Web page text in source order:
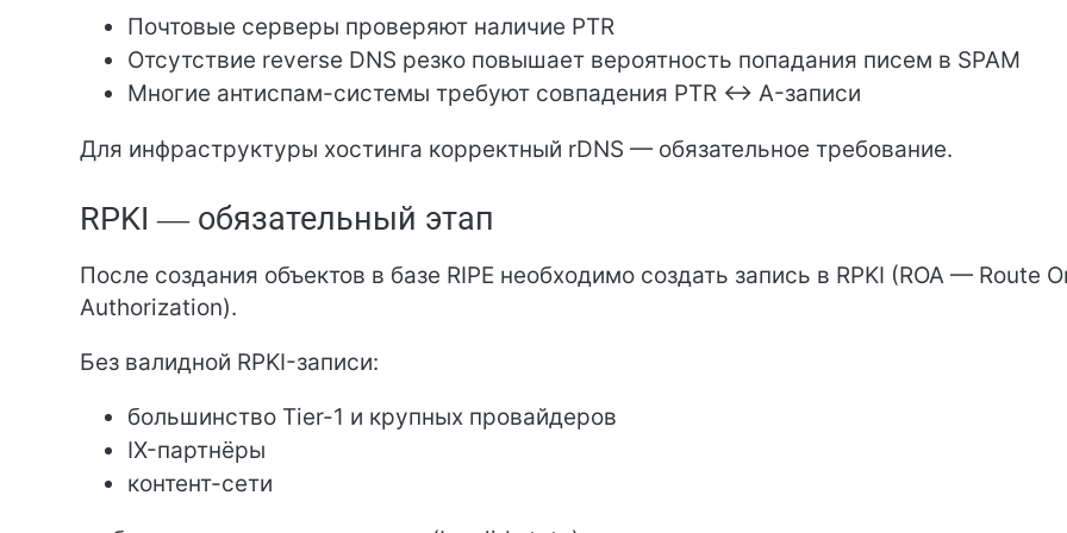
Почтовые серверы проверяют наличие PTR
Отсутствие reverse DNS резко повышает вероятность попадания писем в SPAM
Многие антиспам-системы требуют совпадения PTR ↔ A-записи
Для инфраструктуры хостинга корректный rDNS — обязательное требование.
RPKI — обязательный этап
После создания объектов в базе RIPE необходимо создать запись в RPKI (ROA — Route
Authorization).
Без валидной RPKI-записи:
большинство Tier-1 и крупных провайдеров
IX-партнёры
контент-сети